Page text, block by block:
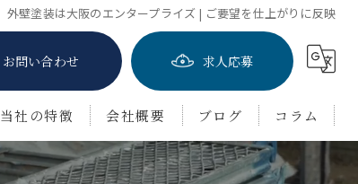
外壁塗装は大阪のエンタープライズ | ご要望を仕上がりに反映
お問い合わせ 求人応募
当社の特徴
屋根塗装
会社概要 ブログ コラム